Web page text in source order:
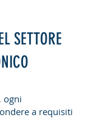
SETTORE
ogni
a requisiti